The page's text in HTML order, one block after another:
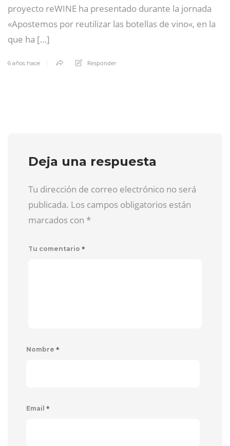
proyecto reWINE ha presentado durante la jornada
«Apostemos por reutilizar las botellas de vino«, en la
que ha […]
6 años hace Responder
Deja una respuesta
Tu dirección de correo electrónico no será
publicada. Los campos obligatorios están
marcados con *
Tu comentario *
Nombre *
Email *